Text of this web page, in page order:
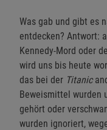
Was gab und gibt es
entdecken? Antwort:
Kennedy-Mord oder
wird uns bis heute
das bei der Titanic
Beweismittel wurden
gehört oder
wurden ignoriert,